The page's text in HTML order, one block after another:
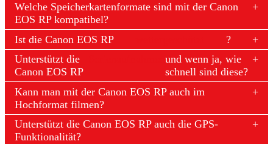
Welche Speicherkartenformate sind mit der Canon
EOS RP kompatibel?
Ist die Canon EOS RP
?
Unterstützt die
Canon EOS RP
und wenn ja, wie
schnell sind diese?
Kann man mit der Canon EOS RP auch im
Hochformat filmen?
Unterstützt die Canon EOS RP auch die GPS-
Funktionalität?